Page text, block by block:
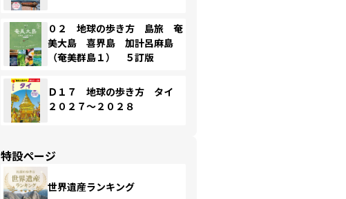
０２ 地球の歩き方 島旅 奄
美大島 喜界島 加計呂麻島
（奄美群島１） ５訂版
Ｄ１７ 地球の歩き方 タイ
２０２７～２０２８
特設ページ
世界遺産ランキング